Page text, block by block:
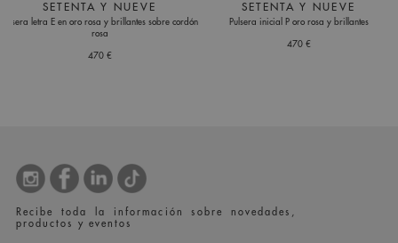
SETENTA Y NUEVE
Pulsera letra E en oro rosa y brillantes sobre cordón
rosa
470 €
SETENTA Y NUEVE
Pulsera inicial P oro rosa y brillantes
470 €
Recibe toda la información sobre novedades,
productos y eventos